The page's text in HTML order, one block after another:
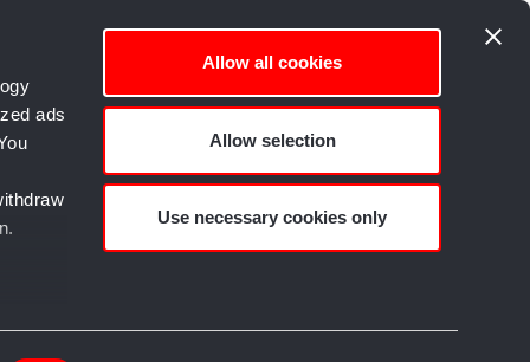
ads
Allow all cookies
Allow selection
Use necessary cookies only
libero e Creatività